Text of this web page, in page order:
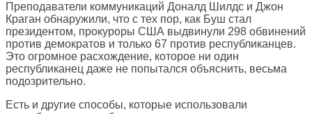
Преподаватели коммуникаций Доналд Шилдс и Джон
Краган обнаружили, что с тех пор, как Буш стал
президентом, прокуроры США выдвинули 298 обвинений
против демократов и только 67 против республиканцев.
Это огромное расхождение, которое ни один
республиканец даже не попытался объяснить, весьма
подозрительно.
Есть и другие способы, которые использовали